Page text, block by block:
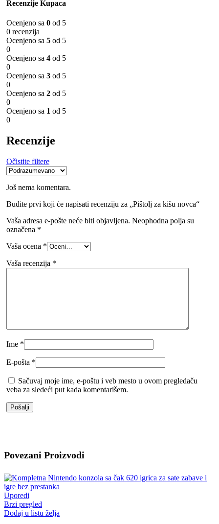
Recenzije Kupaca
Ocenjeno sa 0 od 5
0 recenzija
Ocenjeno sa 5 od 5
0
Ocenjeno sa 4 od 5
0
Ocenjeno sa 3 od 5
0
Ocenjeno sa 2 od 5
0
Ocenjeno sa 1 od 5
0
Recenzije
Očistite filtere
Još nema komentara.
Budite prvi koji će napisati recenziju za „Pištolj za kišu novca“
Vaša adresa e-pošte neće biti objavljena. Neophodna polja su
označena *
Vaša ocena *
Vaša recenzija *
Ime *
E-pošta *
Sačuvaj moje ime, e-poštu i veb mesto u ovom pregledaču
veba za sledeći put kada komentarišem.
Povezani Proizvodi
Uporedi
Brzi pregled
Dodaj u listu želja